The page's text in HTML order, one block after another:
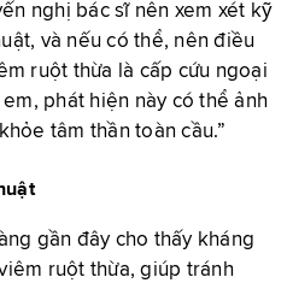
nghị bác sĩ nên xem xét kỹ
và nếu có thể, nên điều
ruột thừa là cấp cứu ngoại
phát hiện này có thể ảnh
tâm thần toàn cầu.”
gần đây cho thấy kháng
ruột thừa, giúp tránh